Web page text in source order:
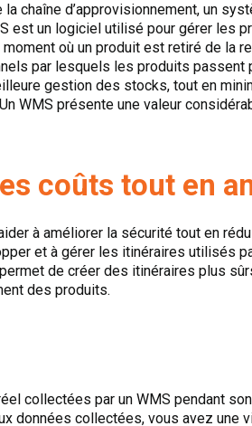
la chaîne d’approvisionnement, un
est un logiciel utilisé pour gérer les
moment où un produit est retiré de la
par lesquels les produits passent
gestion des stocks, tout en
WMS présente une valeur
coûts tout en
à améliorer la sécurité tout en
et à gérer les itinéraires utilisés
de créer des itinéraires plus
des produits.
collectées par un WMS pendant
données collectées, vous avez